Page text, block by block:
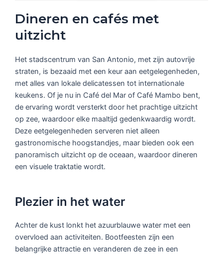
Dineren en cafés met
uitzicht
Het stadscentrum van San Antonio, met zijn autovrije
straten, is bezaaid met een keur aan eetgelegenheden,
met alles van lokale delicatessen tot internationale
keukens. Of je nu in Café del Mar of Café Mambo bent,
de ervaring wordt versterkt door het prachtige uitzicht
op zee, waardoor elke maaltijd gedenkwaardig wordt.
Deze eetgelegenheden serveren niet alleen
gastronomische hoogstandjes, maar bieden ook een
panoramisch uitzicht op de oceaan, waardoor dineren
een visuele traktatie wordt.
Plezier in het water
Achter de kust lonkt het azuurblauwe water met een
overvloed aan activiteiten. Bootfeesten zijn een
belangrijke attractie en veranderen de zee in een